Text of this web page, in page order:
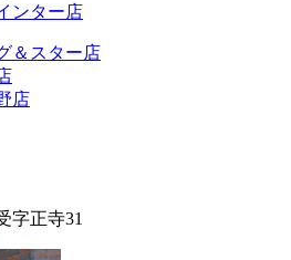
ンター店
＆スター店
店
字正寺31